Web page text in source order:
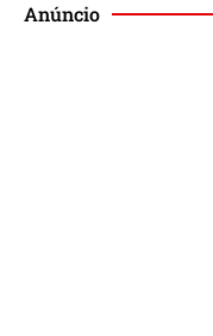
Anúncio